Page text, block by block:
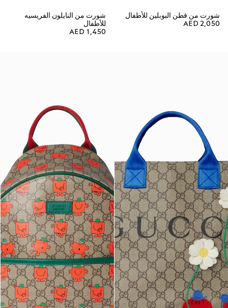
شورت من قطن البوبلين للأطفال
AED 2,050
شورت من النايلون الفريسيه
للأطفال
AED 1,450